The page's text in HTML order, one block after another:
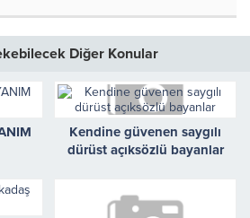
Diğer Konular
Kendine güvenen saygılı
dürüst açıksözlü bayanlar